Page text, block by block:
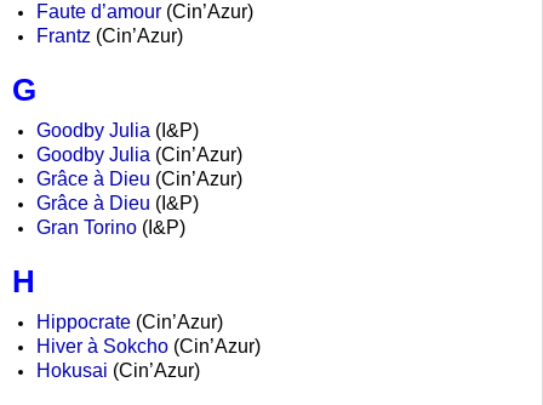
Faute d’amour (Cin’Azur)
Frantz (Cin’Azur)
G
Goodby Julia (I&P)
Goodby Julia (Cin’Azur)
Grâce à Dieu (Cin’Azur)
Grâce à Dieu (I&P)
Gran Torino (I&P)
H
Hippocrate (Cin’Azur)
Hiver à Sokcho (Cin’Azur)
Hokusai (Cin’Azur)